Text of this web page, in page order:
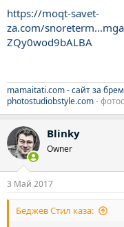
https://moqt-savet-
za.com/
ZQy0wod9bALBA
mamaitati.com - сайт за
photostudiobstyle.com-
Blinky
Owner
3 Май 2017
Беджев Стил каза: